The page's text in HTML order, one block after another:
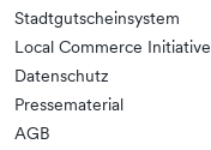
Stadtgutscheinsystem
Local Commerce Initiative
Datenschutz
Pressematerial
AGB